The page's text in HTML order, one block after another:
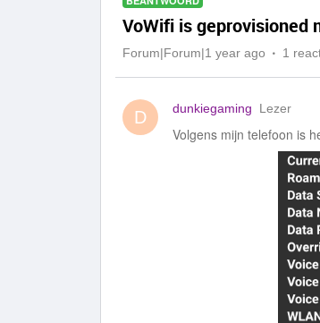
VoWifi is geprovisioned
Forum|Forum|1 year ago 1
D dunkiegaming Lezer
Volgens mijn telefoon is